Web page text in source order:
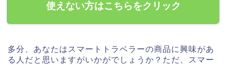
使えない方はこちらをクリック
多分、あなたはスマートトラベラーの商品に興味があ
る人だと思いますがいかがでしょうか？ただ、スマー